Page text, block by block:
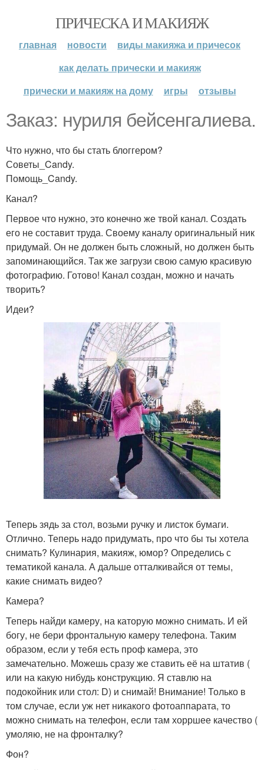
ПРИЧЕСКА И МАКИЯЖ
главная новости
виды макияжа и причесок
как делать прически и макияж
прически и макияж на дому
игры отзывы
Заказ: нуриля бейсенгалиева.
Что нужно, что бы стать блоггером?
Советы_Candy.
Помощь_Candy.
Канал?
Первое что нужно, это конечно же твой канал. Создать
его не составит труда. Своему каналу оригинальный ник
придумай. Он не должен быть сложный, но должен быть
запоминающийся. Так же загрузи свою самую красивую
фотографию. Готово! Канал создан, можно и начать
творить?
Идеи?
Теперь зядь за стол, возьми ручку и листок бумаги.
Отлично. Теперь надо придумать, про что бы ты хотела
снимать? Кулинария, макияж, юмор? Определись с
тематикой канала. А дальше отталкивайся от темы,
какие снимать видео?
Камера?
Теперь найди камеру, на каторую можно снимать. И ей
богу, не бери фронтальную камеру телефона. Таким
образом, если у тебя есть проф камера, это
замечательно. Можешь сразу же ставить её на штатив (
или на какую нибудь конструкцию. Я ставлю на
подокойник или стол: D) и снимай! Внимание! Только в
том случае, если уж нет никакого фотоаппарата, то
можно снимать на телефон, если там хорршее качество (
умоляю, не на фронталку?
Фон?